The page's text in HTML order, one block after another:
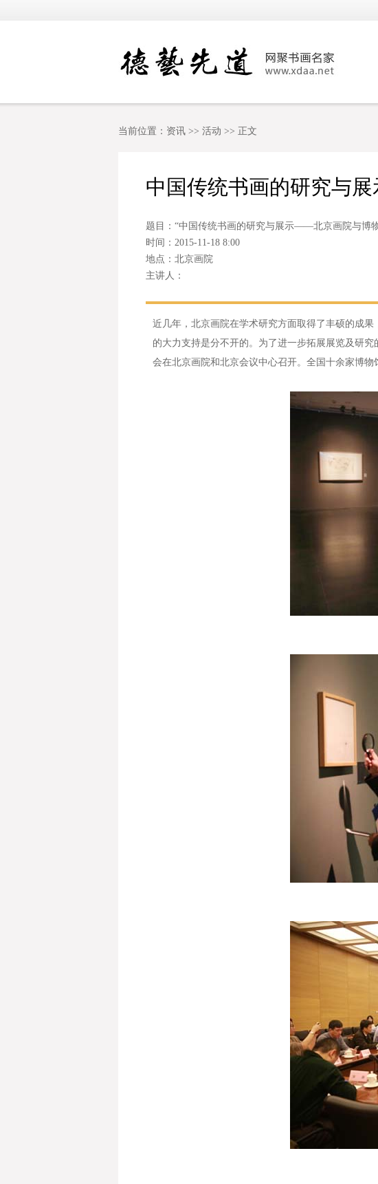
当前位置： 资讯 >> 活动 >> 正文
中国传统书画的研究与
题目：“中国传统书画的研究与展示——北京画院与博
时间：2015-11-18 8:00
地点：北京画院
主讲人：
近几年，北京画院在学术研究方面取得了丰硕的成
的大力支持是分不开的。为了进一步拓展展览及研
会在北京画院和北京会议中心召开。全国十余家博